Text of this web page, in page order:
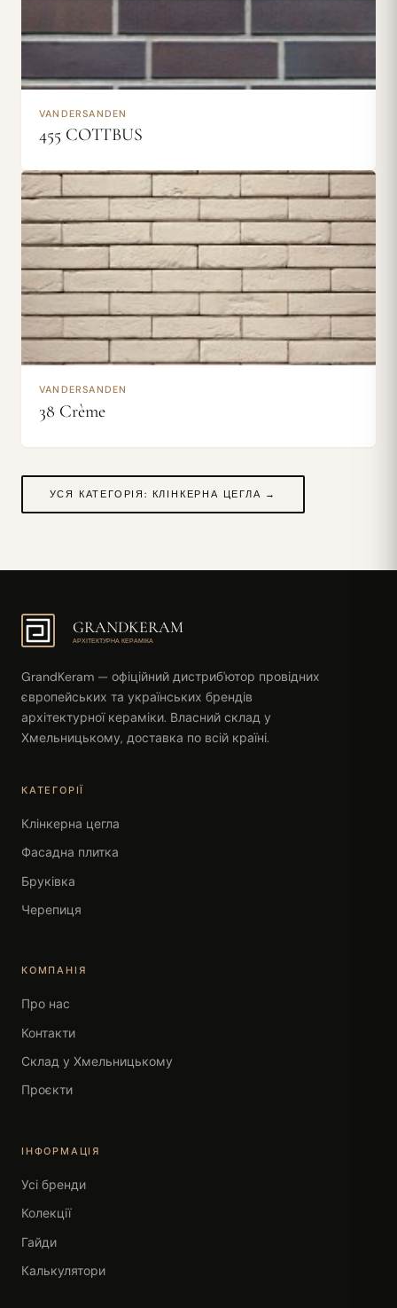
VANDERSANDEN
455 COTTBUS
VANDERSANDEN
38 Crème
УСЯ КАТЕГОРІЯ: КЛІНКЕРНА ЦЕГЛА →
GRANDKERAM
АРХІТЕКТУРНА КЕРАМІКА
GrandKeram — офіційний дистриб'ютор провідних
європейських та українських брендів
архітектурної кераміки. Власний склад у
Хмельницькому, доставка по всій країні.
КАТЕГОРІЇ
Клінкерна цегла
Фасадна плитка
Бруківка
Черепиця
КОМПАНІЯ
Про нас
Контакти
Склад у Хмельницькому
Проєкти
ІНФОРМАЦІЯ
Усі бренди
Колекції
Гайди
Калькулятори